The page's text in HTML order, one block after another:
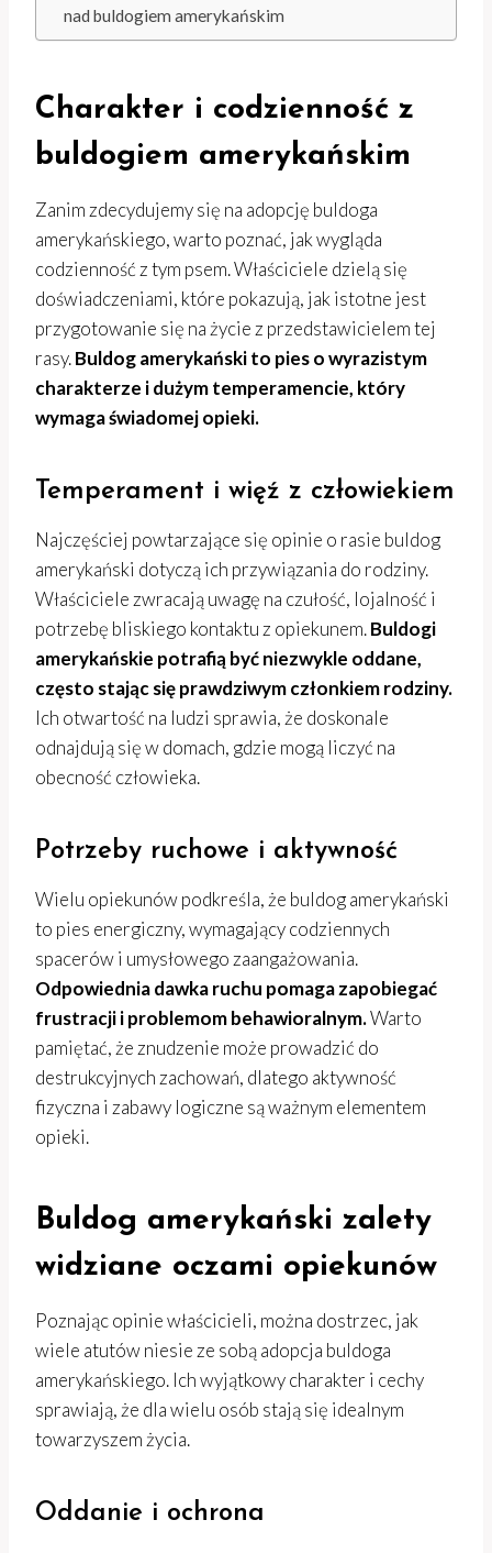
nad buldogiem amerykańskim
Charakter i codzienność z
buldogiem amerykańskim
Zanim zdecydujemy się na adopcję buldoga
amerykańskiego, warto poznać, jak wygląda
codzienność z tym psem. Właściciele dzielą się
doświadczeniami, które pokazują, jak istotne jest
przygotowanie się na życie z przedstawicielem tej
rasy.Buldog amerykański to pies o wyrazistym
charakterze i dużym temperamencie, który
wymaga świadomej opieki.
Temperament i więź z człowiekiem
Najczęściej powtarzające się opinie o rasie buldog
amerykański dotyczą ich przywiązania do rodziny.
Właściciele zwracają uwagę na czułość, lojalność i
potrzebę bliskiego kontaktu z opiekunem.Buldogi
amerykańskie potrafią być niezwykle oddane,
często stając się prawdziwym członkiem rodziny.
Ich otwartość na ludzi sprawia, że doskonale
odnajdują się w domach, gdzie mogą liczyć na
obecność człowieka.
Potrzeby ruchowe i aktywność
Wielu opiekunów podkreśla, że buldog amerykański
to pies energiczny, wymagający codziennych
spacerów i umysłowego zaangażowania.
Odpowiednia dawka ruchu pomaga zapobiegać
frustracji i problemom behawioralnym.Warto
pamiętać, że znudzenie może prowadzić do
destrukcyjnych zachowań, dlatego aktywność
fizyczna i zabawy logiczne są ważnym elementem
opieki.
Buldog amerykański zalety
widziane oczami opiekunów
Poznając opinie właścicieli, można dostrzec, jak
wiele atutów niesie ze sobą adopcja buldoga
amerykańskiego. Ich wyjątkowy charakter i cechy
sprawiają, że dla wielu osób stają się idealnym
towarzyszem życia.
Oddanie i ochrona